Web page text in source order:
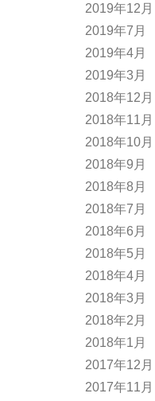
2019年12月
2019年7月
2019年4月
2019年3月
2018年12月
2018年11月
2018年10月
2018年9月
2018年8月
2018年7月
2018年6月
2018年5月
2018年4月
2018年3月
2018年2月
2018年1月
2017年12月
2017年11月